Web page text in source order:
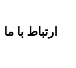
ارتباط با ما